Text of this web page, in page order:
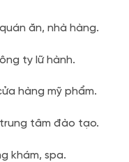
ăn, nhà hàng.
ty lữ hành.
hàng mỹ phẩm.
tâm đào tạo.
khám, spa.